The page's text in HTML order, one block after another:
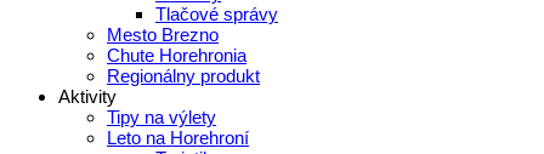
Tlačové správy
Mesto Brezno
Chute Horehronia
Regionálny produkt
Aktivity
Tipy na výlety
Leto na Horehroní